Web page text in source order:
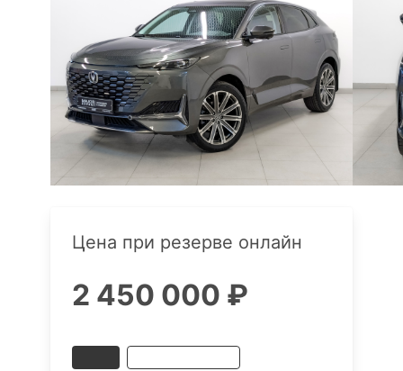
Цена при резерве онлайн
2 450 000 ₽